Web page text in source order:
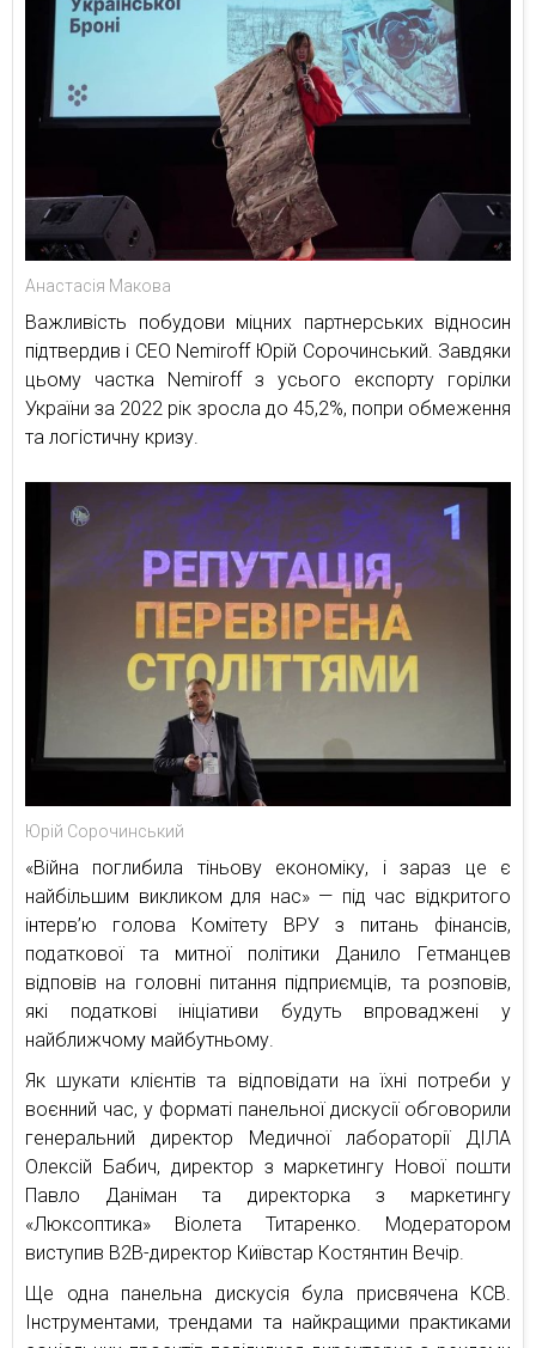
Анастасія Макова
Важливість побудови міцних партнерських відносин
підтвердив і СЕО Nemiroff Юрій Сорочинський. Завдяки
цьому частка Nemiroff з усього експорту горілки
України за 2022 рік зросла до 45,2%, попри обмеження
та логістичну кризу.
Юрій Сорочинський
«Війна поглибила тіньову економіку, і зараз це є
найбільшим викликом для нас» — під час відкритого
інтерв’ю голова Комітету ВРУ з питань фінансів,
податкової та митної політики Данило Гетманцев
відповів на головні питання підприємців, та розповів,
які податкові ініціативи будуть впроваджені у
найближчому майбутньому.
Як шукати клієнтів та відповідати на їхні потреби у
воєнний час, у форматі панельної дискусії обговорили
генеральний директор Медичної лабораторії ДІЛА
Олексій Бабич, директор з маркетингу Нової пошти
Павло Даніман та директорка з маркетингу
«Люксоптика» Віолета Титаренко. Модератором
виступив В2В-директор Київстар Костянтин Вечір.
Ще одна панельна дискусія була присвячена КСВ.
Інструментами, трендами та найкращими практиками